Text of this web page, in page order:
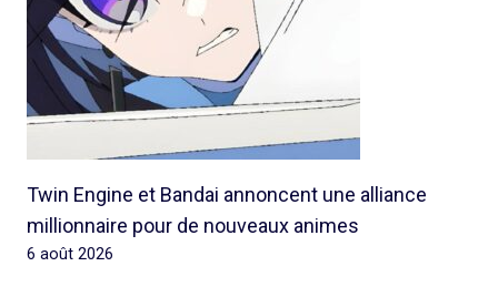
Twin Engine et Bandai annoncent une alliance
millionnaire pour de nouveaux animes
6 août 2026